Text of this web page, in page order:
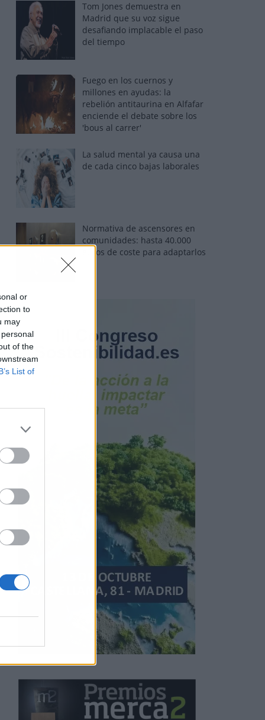
or
to
may
of the
List of
Tom Jones demuestra en
Madrid que su voz sigue
desafiando implacable el paso
del tiempo
Fuego en los cuernos y
millones en ayudas: la
rebelión antitaurina en Alfafar
enciende el debate sobre los
'bous al carrer'
La salud mental ya causa una
de cada cinco bajas laborales
Normativa de ascensores en
comunidades: hasta 40.000
euros de coste para adaptarlos